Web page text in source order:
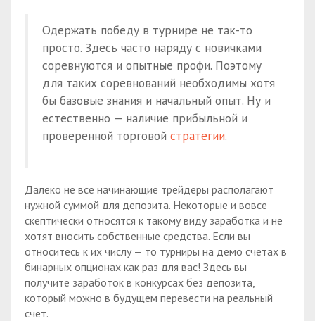
Одержать победу в турнире не так-то
просто. Здесь часто наряду с новичками
соревнуются и опытные профи. Поэтому
для таких соревнований необходимы хотя
бы базовые знания и начальный опыт. Ну и
естественно — наличие прибыльной и
проверенной торговой стратегии.
Далеко не все начинающие трейдеры располагают
нужной суммой для депозита. Некоторые и вовсе
скептически относятся к такому виду заработка и не
хотят вносить собственные средства. Если вы
относитесь к их числу — то турниры на демо счетах в
бинарных опционах как раз для вас! Здесь вы
получите заработок в конкурсах без депозита,
который можно в будущем перевести на реальный
счет.